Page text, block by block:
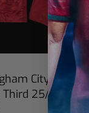
City
25/26 –